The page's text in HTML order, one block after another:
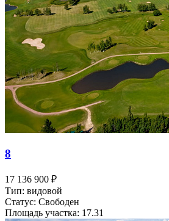
8
17 136 900 ₽
Тип: видовой
Статус: Свободен
Площадь участка: 17.31